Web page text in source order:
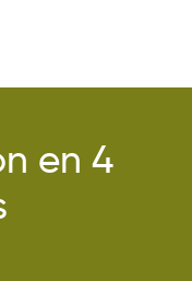
en 4